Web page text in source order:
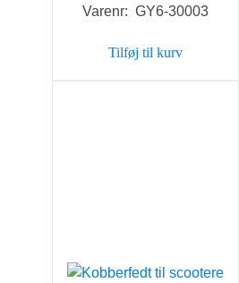
Varenr: GY6-30003
Tilføj til kurv